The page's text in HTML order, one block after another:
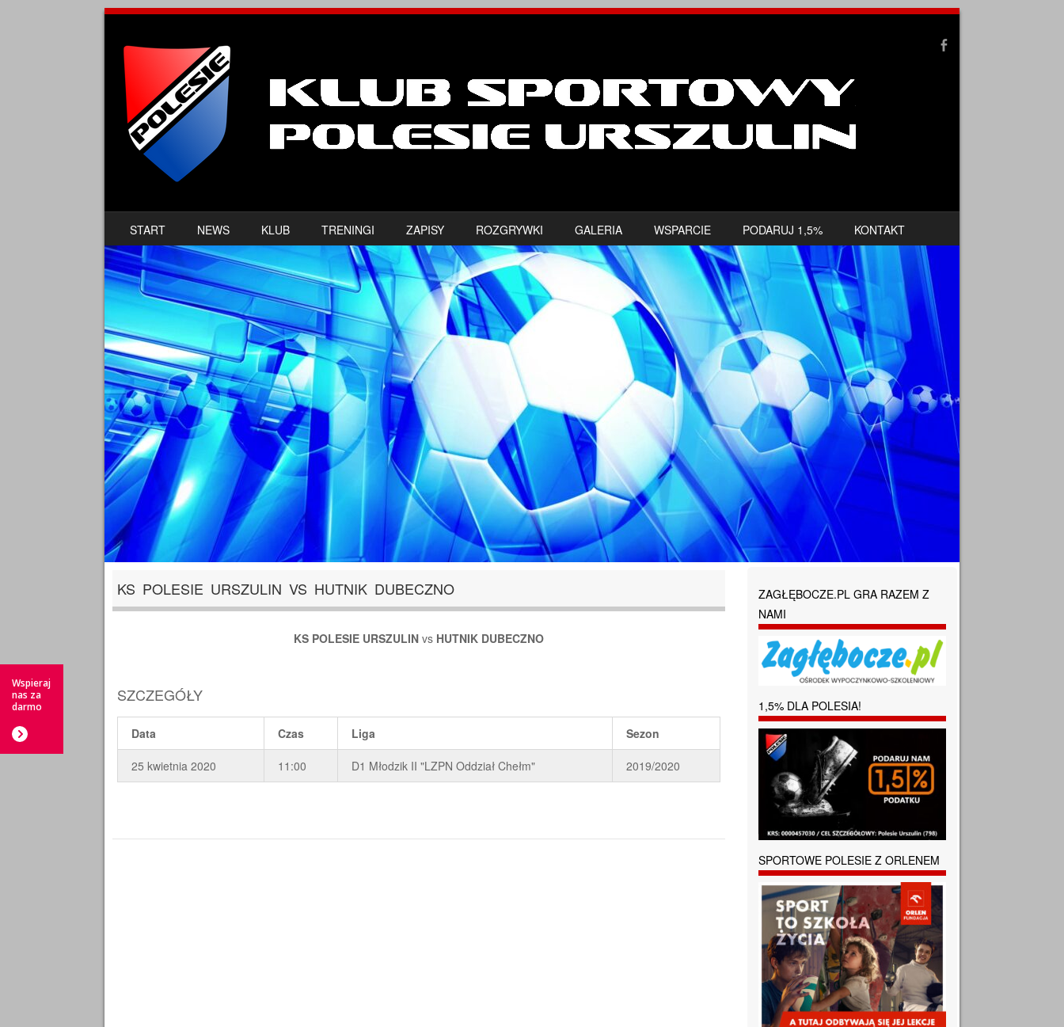
MENU
SKIP TO CONTENT
START NEWS KLUB TRENINGI ZAPISY ROZGRYWKI GALERIA WSPARCIE PODARUJ 1,5% KONTAKT
KS POLESIE URSZULIN VS HUTNIK DUBECZNO
KS POLESIE URSZULIN vs HUTNIK DUBECZNO
SZCZEGÓŁY
Data Czas Liga Sezon
25 kwietnia 2020 11:00 D1 Młodzik II "LZPN Oddział Chełm" 2019/2020
ZAGŁĘBOCZE.PL GRA RAZEM Z
NAMI
1,5% DLA POLESIA!
SPORTOWE POLESIE Z ORLENEM
Wspieraj
nas za
darmo